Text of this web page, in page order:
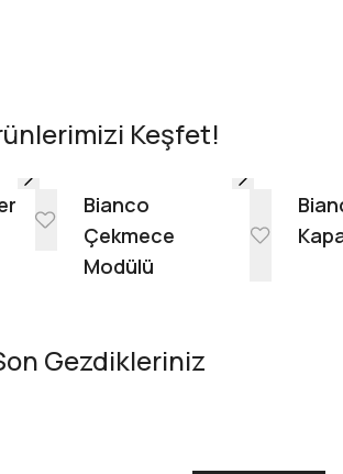
Evinde Gör + ARKeşfet!
Bianco
Çekmece
Modülü
Gezdikleriniz